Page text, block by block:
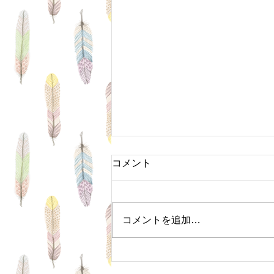
コメント
コメントを追加…